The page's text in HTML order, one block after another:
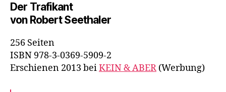
Der Trafikant
von Robert Seethaler
256 Seiten
ISBN 978-3-0369-5909-2
Erschienen 2013 beiKEIN & ABER (Werbung)